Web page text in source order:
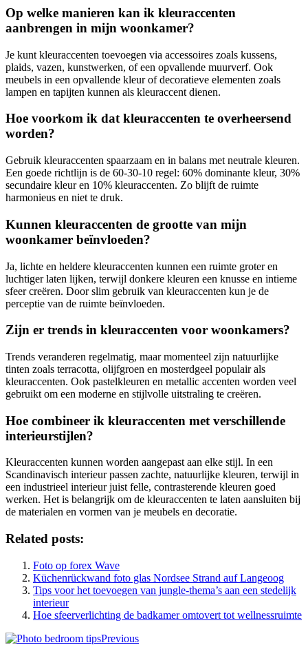
Op welke manieren kan ik kleuraccenten
aanbrengen in mijn woonkamer?
Je kunt kleuraccenten toevoegen via accessoires zoals kussens,
plaids, vazen, kunstwerken, of een opvallende muurverf. Ook
meubels in een opvallende kleur of decoratieve elementen zoals
lampen en tapijten kunnen als kleuraccent dienen.
Hoe voorkom ik dat kleuraccenten te overheersend
worden?
Gebruik kleuraccenten spaarzaam en in balans met neutrale kleuren.
Een goede richtlijn is de 60-30-10 regel: 60% dominante kleur, 30%
secundaire kleur en 10% kleuraccenten. Zo blijft de ruimte
harmonieus en niet te druk.
Kunnen kleuraccenten de grootte van mijn
woonkamer beïnvloeden?
Ja, lichte en heldere kleuraccenten kunnen een ruimte groter en
luchtiger laten lijken, terwijl donkere kleuren een knusse en intieme
sfeer creëren. Door slim gebruik van kleuraccenten kun je de
perceptie van de ruimte beïnvloeden.
Zijn er trends in kleuraccenten voor woonkamers?
Trends veranderen regelmatig, maar momenteel zijn natuurlijke
tinten zoals terracotta, olijfgroen en mosterdgeel populair als
kleuraccenten. Ook pastelkleuren en metallic accenten worden veel
gebruikt om een moderne en stijlvolle uitstraling te creëren.
Hoe combineer ik kleuraccenten met verschillende
interieurstijlen?
Kleuraccenten kunnen worden aangepast aan elke stijl. In een
Scandinavisch interieur passen zachte, natuurlijke kleuren, terwijl in
een industrieel interieur juist felle, contrasterende kleuren goed
werken. Het is belangrijk om de kleuraccenten te laten aansluiten bij
de materialen en vormen van je meubels en decoratie.
Related posts:
Foto op forex Wave
Küchenrückwand foto glas Nordsee Strand auf Langeoog
Tips voor het toevoegen van jungle-thema’s aan een stedelijk
interieur
Hoe sfeerverlichting de badkamer omtovert tot wellnessruimte
Previous